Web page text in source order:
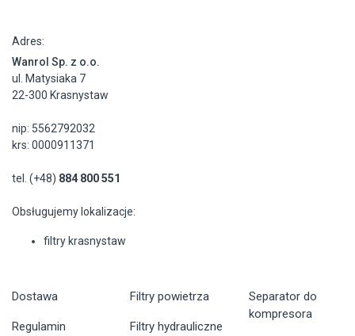
Adres:
Wanrol Sp. z o.o.
ul. Matysiaka 7
22-300 Krasnystaw
nip: 5562792032
krs: 0000911371
tel. (+48) 884 800 551
Obsługujemy lokalizacje:
filtry krasnystaw
Dostawa
Regulamin
Filtry powietrza
Filtry hydrauliczne
Separator do
kompresora